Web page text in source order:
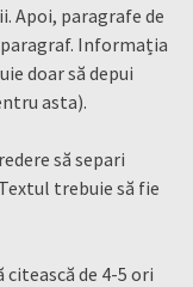
Apoi, paragrafe de
paragraf. Informația
doar să depui
asta).
să separi
trebuie să fie
de 4-5 ori